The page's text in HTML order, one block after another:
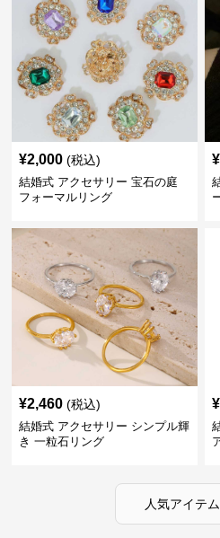
¥2,000 (税込)
結婚式 アクセサリー 宝石の庭
フォーマルリング
¥
¥2,460 (税込)
結婚式 アクセサリー シンプル輝
き 一粒石リング
¥
人気アイテ